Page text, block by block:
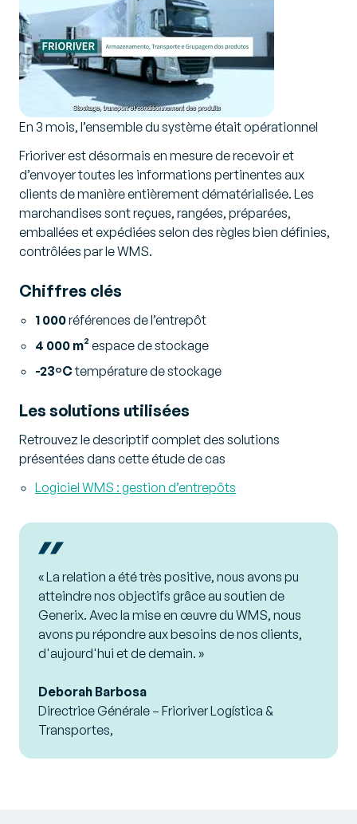
En 3 mois, l’ensemble du système était opérationnel
Frioriver est désormais en mesure de recevoir et
d’envoyer toutes les informations pertinentes aux
clients de manière entièrement dématérialisée. Les
marchandises sont reçues, rangées, préparées,
emballées et expédiées selon des règles bien définies,
contrôlées par le WMS.
Chiffres clés
1 000références de l’entrepôt
4 000 m² espace de stockage
-23ºCtempérature de stockage
Les solutions utilisées
Retrouvez le descriptif complet des solutions
présentées dans cette étude de cas
Logiciel WMS : gestion d’entrepôts
« La relation a été très positive, nous avons pu
atteindre nos objectifs grâce au soutien de
Generix. Avec la mise en œuvre du WMS, nous
avons pu répondre aux besoins de nos clients,
d'aujourd'hui et de demain. »
Deborah Barbosa
Directrice Générale – Frioriver Logística &
Transportes,